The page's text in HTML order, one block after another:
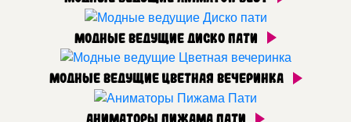
Модные ведущие Диско пати
Модные ведущие Цветная вечеринка
Аниматоры Пижама Пати